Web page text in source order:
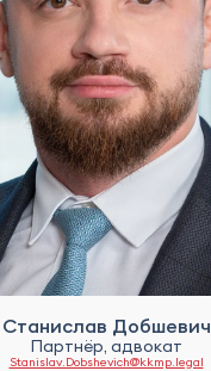
Станислав Добшевич
Партнёр, адвокат
Stanislav.Dobshevich@kkmp.legal